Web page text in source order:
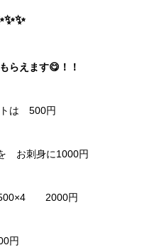
らえます😋！！
トは 500円
お刺身に1000円
500×4 2000円
円